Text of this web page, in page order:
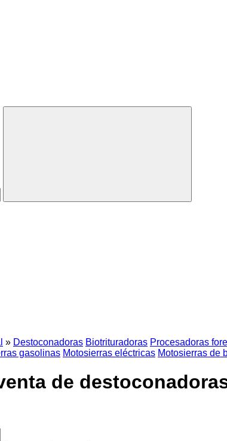
» Destoconadoras Biotrituradoras Procesadoras
gasolinas Motosierras eléctricas Motosierras de
de